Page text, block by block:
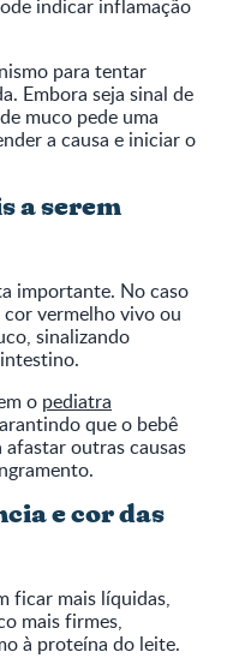
indicar inflamação
para tentar
Embora seja sinal de
muco pede uma
a causa e iniciar o
a serem
importante. No caso
cor vermelho vivo ou
sinalizando
o pediatra
que o bebê
afastar outras causas
e cor das
ficar mais líquidas,
mais firmes,
à proteína do leite.